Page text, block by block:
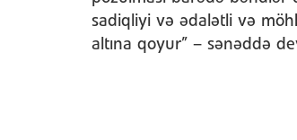
sadiqliyi və ədalətli və
altına qoyur” – sənəddə